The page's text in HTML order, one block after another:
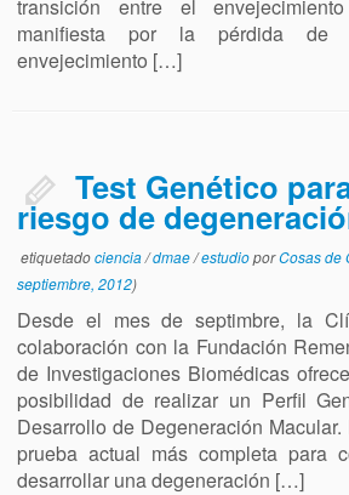
transición entre el
manifiesta por la pérdida de
envejecimiento […]
Test Genético
riesgo de
etiquetadociencia/dmae/estudioporCosas de
septiembre, 2012)
Desde el mes de septimbre, la
colaboración con la Fundación
de Investigaciones Biomédicas
posibilidad de realizar un Perfil
Desarrollo de Degeneración
prueba actual más completa para
desarrollar una degeneración […]